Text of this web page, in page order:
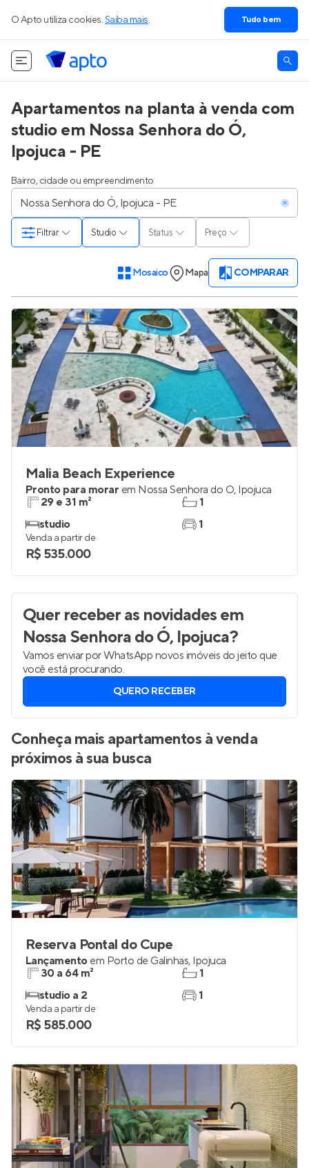
O Apto utiliza cookies. Saiba mais. Tudo bem
Apartamentos na planta à venda com
studio em Nossa Senhora do Ó,
Ipojuca - PE
Bairro, cidade ou empreendimento
Studio Status Preço
Filtrar
Mosaico Mapa COMPARAR
Malia Beach Experience
Pronto para morar em Nossa Senhora do Ó, Ipojuca
29 e 31 m²
studio
1
1
Venda a partir de
R$ 535.000
Quer receber as novidadesem
Nossa Senhora do Ó, Ipojuca?
Vamos enviar por WhatsApp novos imóveis do jeito que
você está procurando.
QUERO RECEBER
Conheça mais apartamentos à venda
próximos à sua busca
Reserva Pontal do Cupe
Lançamento em Porto de Galinhas, Ipojuca
30 a 64 m²
studio a 2
1
1
Venda a partir de
R$ 585.000